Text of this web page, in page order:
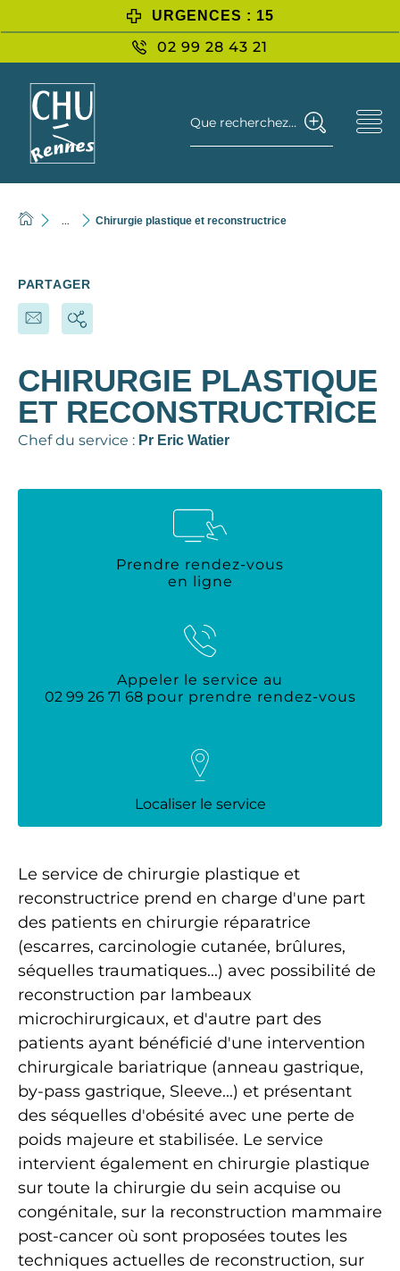
URGENCES : 15
02 99 28 43 21
Que recherchez-vous ?
... Chirurgie plastique et reconstructrice
CHIRURGIE PLASTIQUE
ET RECONSTRUCTRICE
Chef du service : Pr Eric Watier
Prendre rendez-vous
en ligne
Appeler le service au
02 99 26 71 68 pour prendre rendez-vous
Localiser le service
Le service de chirurgie plastique et
reconstructrice prend en charge d'une part
des patients en chirurgie réparatrice
(escarres, carcinologie cutanée, brûlures,
séquelles traumatiques...) avec possibilité de
reconstruction par lambeaux
microchirurgicaux, et d'autre part des
patients ayant bénéficié d'une intervention
chirurgicale bariatrique (anneau gastrique,
by-pass gastrique, Sleeve...) et présentant
des séquelles d'obésité avec une perte de
poids majeure et stabilisée. Le service
intervient également en chirurgie plastique
sur toute la chirurgie du sein acquise ou
congénitale, sur la reconstruction mammaire
post-cancer où sont proposées toutes les
techniques actuelles de reconstruction, sur
PARTAGER